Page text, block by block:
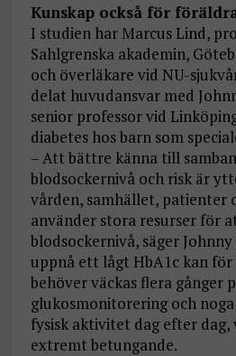
Kunskap också för
I studien har Marcus Lind,
Sahlgrenska akademin,
och överläkare vid NU-
delat huvudansvar med
senior professor vid
diabetes hos barn som
– Att bättre känna till
blodsockernivå och risk är
vården, samhället, patienter
använder stora resurser för
blodsockernivå, säger
uppnå ett lågt HbA1c kan
behöver väckas flera gånger
glukosmonitorering och
fysisk aktivitet dag efter dag,
extremt betungande.